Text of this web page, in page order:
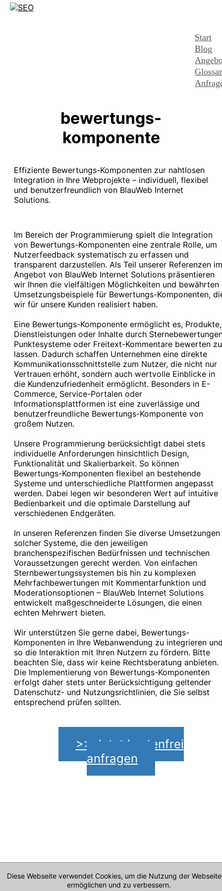
Diese Webseite verwendet Cookies, um die Nutzung der
ermöglichen und zu verbessern.
Start
Blog
Glossar
bewertungs-
komponente
Effiziente Bewertungs-Komponenten zur nahtlosen
Integration in Ihre Webprojekte – individuell, flexibel
und benutzerfreundlich von BlauWeb Internet
Solutions.
Im Bereich der Programmierung spielt die Integration
von Bewertungs-Komponenten eine zentrale Rolle, um
Nutzerfeedback systematisch zu erfassen und
transparent darzustellen. Als Teil unserer Referenzen im
Angebot von BlauWeb Internet Solutions präsentieren
wir Ihnen die vielfältigen Möglichkeiten und bewährten
Umsetzungsbeispiele für Bewertungs-Komponenten,
wir für unsere Kunden realisiert haben.
Eine Bewertungs-Komponente ermöglicht es, Produkte,
Dienstleistungen oder Inhalte durch
Punktesysteme oder Freitext-Kommentare bewerten zu
lassen. Dadurch schaffen Unternehmen eine direkte
Kommunikationsschnittstelle zum Nutzer, die nicht nur
Vertrauen erhöht, sondern auch wertvolle Einblicke in
die Kundenzufriedenheit ermöglicht. Besonders in E-
Commerce, Service-Portalen oder
Informationsplattformen ist eine zuverlässige und
benutzerfreundliche Bewertungs-Komponente von
großem Nutzen.
Unsere Programmierung berücksichtigt dabei stets
individuelle Anforderungen hinsichtlich Design,
Funktionalität und Skalierbarkeit. So können
Bewertungs-Komponenten flexibel an bestehende
Systeme und unterschiedliche Plattformen angepasst
werden. Dabei legen wir besonderen Wert auf intuitive
Bedienbarkeit und die optimale Darstellung auf
verschiedenen Endgeräten.
In unseren Referenzen finden Sie diverse Umsetzungen
solcher Systeme, die den jeweiligen
branchenspezifischen Bedürfnissen und technischen
Voraussetzungen gerecht werden. Von einfachen
Sternbewertungssystemen bis hin zu komplexen
Mehrfachbewertungen mit Kommentarfunktion und
Moderationsoptionen – BlauWeb Internet Solutions
entwickelt maßgeschneiderte Lösungen, die einen
echten Mehrwert bieten.
Wir unterstützen Sie gerne dabei, Bewertungs-
Komponenten in Ihre Webanwendung zu integrieren
so die Interaktion mit Ihren Nutzern zu fördern. Bitte
beachten Sie, dass wir keine Rechtsberatung anbieten.
Die Implementierung von Bewertungs-Komponenten
erfolgt daher stets unter Berücksichtigung geltender
Datenschutz- und Nutzungsrichtlinien, die Sie selbst
entsprechend prüfen sollten.
>> Jetzt kostenfrei
anfragen